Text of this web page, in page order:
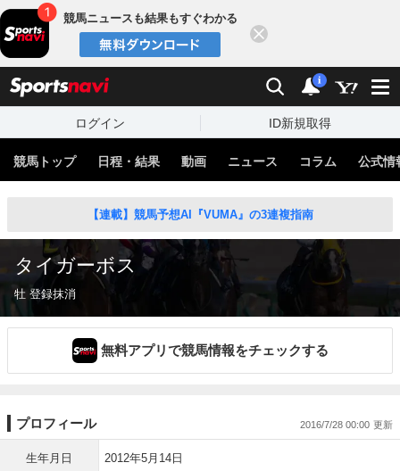
競馬ニュースも結果もすぐわかる
検索 通知
i
ログイン ID新規取得
競馬トップ 日程・結果 動画 ニュース コラム 公式情
【連載】競馬予想AI『VUMA』の3連複指南
タイガーボス
牡 登録抹消
無料アプリで競馬情報をチェックする
プロフィール 2016/7/28 00:00
生年月日 2012年5月14日